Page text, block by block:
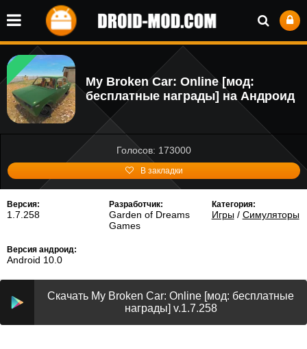
My Broken Car: Online [мод:
бесплатные награды] на Андроид
Голосов: 173000
В закладки
Версия:
1.7.258
Разработчик:
Garden of Dreams
Games
Категория:
Игры/ Симуляторы
Версия андроид:
Android 10.0
Скачать My Broken Car: Online [мод: бесплатные
награды] v.1.7.258